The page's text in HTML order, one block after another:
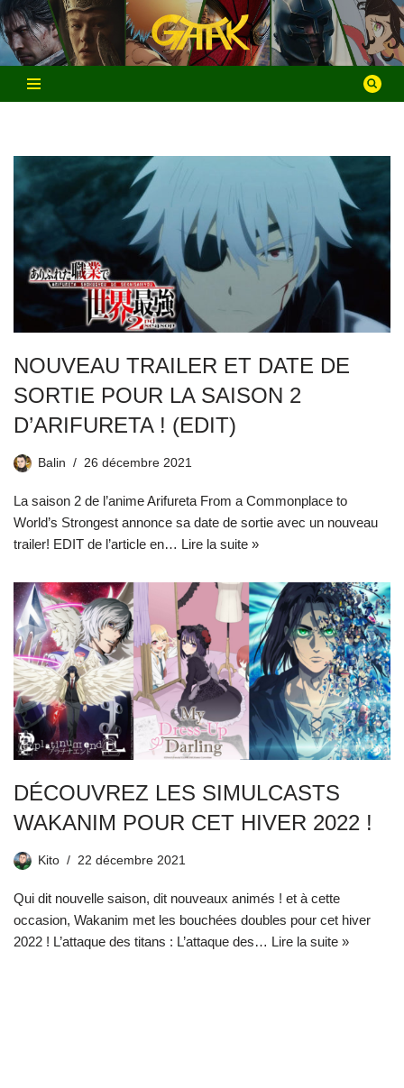
Aller
au
contenu
NOUVEAU TRAILER ET DATE DE
SORTIE POUR LA SAISON 2
D’ARIFURETA ! (EDIT)
Balin 26 décembre 2021
La saison 2 de l’anime Arifureta From a Commonplace to
World’s Strongest annonce sa date de sortie avec un nouveau
trailer! EDIT de l’article en… Lire la suite »
DÉCOUVREZ LES SIMULCASTS
WAKANIM POUR CET HIVER 2022 !
Kito 22 décembre 2021
Qui dit nouvelle saison, dit nouveaux animés ! et à cette
occasion, Wakanim met les bouchées doubles pour cet hiver
2022 ! L’attaque des titans : L’attaque des… Lire la suite »